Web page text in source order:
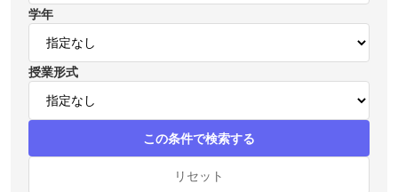
学年
授業形式
この条件で検索する
リセット